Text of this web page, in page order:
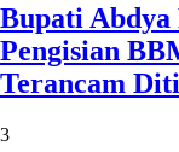
Bupati
Pengisian
Terancam
3